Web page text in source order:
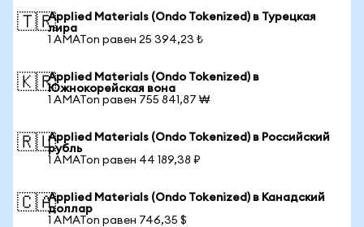
🇹🇷Applied Materials (Ondo Tokenized) в Турецкая
лира
1 AMATon равен 25 394,23 ₺
🇰🇷Applied Materials (Ondo Tokenized) в
Южнокорейская вона
1 AMATon равен 755 841,87 ₩
🇷🇺Applied Materials (Ondo Tokenized) в Российский
рубль
1 AMATon равен 44 189,38 ₽
🇨🇦Applied Materials (Ondo Tokenized) в Канадский
доллар
1 AMATon равен 746,35 $